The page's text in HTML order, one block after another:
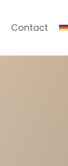
Contact